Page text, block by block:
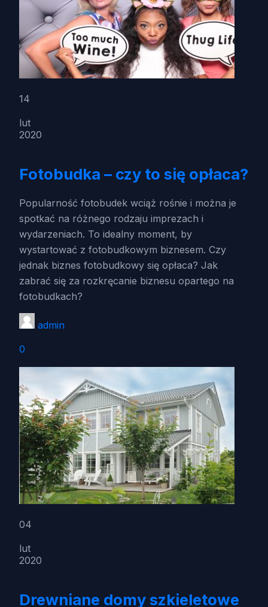
14
lut
2020
Fotobudka – czy to się opłaca?
Popularność fotobudek wciąż rośnie i można je
spotkać na różnego rodzaju imprezach i
wydarzeniach. To idealny moment, by
wystartować z fotobudkowym biznesem. Czy
jednak biznes fotobudkowy się opłaca? Jak
zabrać się za rozkręcanie biznesu opartego na
fotobudkach?
admin
0
04
lut
2020
Drewniane domy szkieletowe